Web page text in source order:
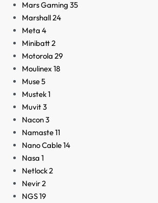
Mars Gaming 35
Marshall24
Meta 4
Minibatt2
Motorola 29
Moulinex 18
Muse5
Mustek1
Muvit3
Nacon3
Namaste11
Nano Cable14
Nasa 1
Netlock2
Nevir2
NGS19